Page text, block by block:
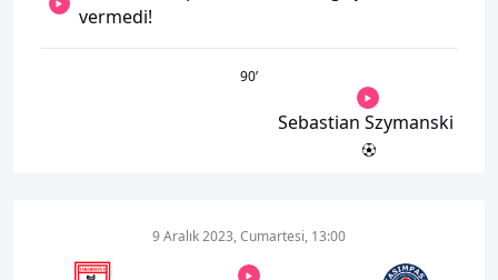
vermedi!
90’
Sebastian Szymanski
9 Aralık 2023, Cumartesi, 13:00